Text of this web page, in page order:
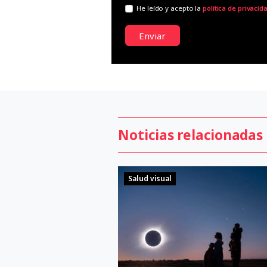
He leído y acepto lapolítica de
Enviar
Noticias relacionadas
Salud visual